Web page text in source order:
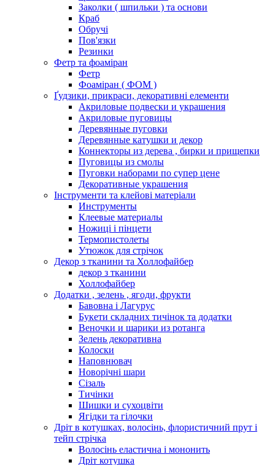
Заколки ( шпильки ) та основи
Краб
Обручі
Пов'язки
Резинки
Фетр та фоаміран
Фетр
Фоаміран ( ФОМ )
Ґудзики, прикраси, декоративні елементи
Акриловые подвески и украшения
Акриловые пуговицы
Деревянные пуговки
Деревянные катушки и декор
Коннекторы из дерева , бирки и прищепки
Пуговицы из смолы
Пуговки наборами по супер цене
Декоративные украшения
Інструменти та клейові матеріали
Инструменты
Клеевые материалы
Ножиці і пінцети
Термопистолеты
Утюжок для стрічок
Декор з тканини та Холлофайбер
декор з тканини
Холлофайбер
Додатки , зелень , ягоди, фрукти
Бавовна і Лагурус
Букети складних тичінок та додатки
Веночки и шарики из ротанга
Зелень декоративна
Колоски
Наповнювач
Новорічні шари
Сізаль
Тичінки
Шишки и сухоцвіти
Ягідки та гілочки
Дріт в котушках, волосінь, флористичний прут і
тейп стрічка
Волосінь еластична і мононить
Дріт котушка